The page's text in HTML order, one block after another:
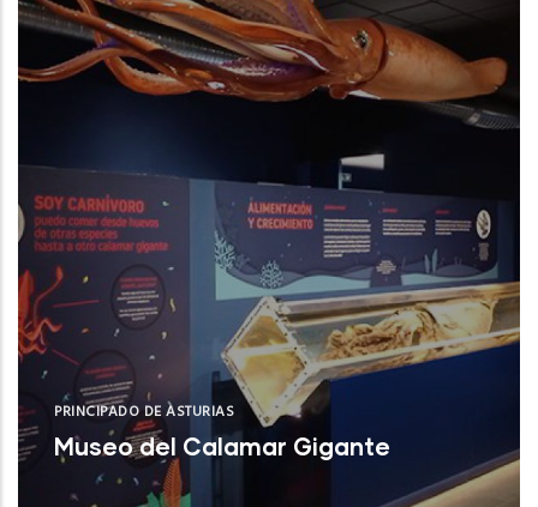
PRINCIPADO DE ASTURIAS
Museo del Calamar Gigante